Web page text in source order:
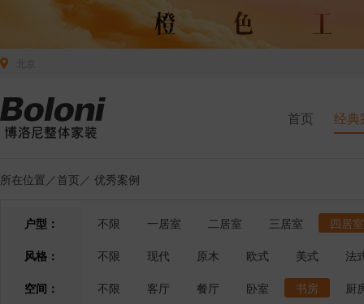
首页 经典
所在位置／首页 ／ 优秀案例
户型： 不限 一居室 二居室 三居室
四居室
风格：
不限 现代 原木 欧式 美式
法
空间：
不限 客厅 餐厅 卧室 书房 厨